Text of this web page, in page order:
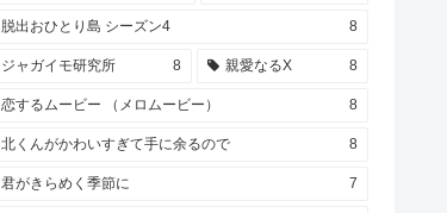
脱出おひとり島 シーズン4 8
ジャガイモ研究所 8 親愛なるX 8
恋するムービー （メロムービー） 8
北くんがかわいすぎて手に余るので 8
君がきらめく季節に 7